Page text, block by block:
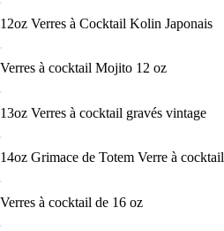
12oz Verres à Cocktail Kolin Japonais
Verres à cocktail Mojito 12 oz
13oz Verres à cocktail gravés vintage
14oz Grimace de Totem Verre à cocktail
Verres à cocktail de 16 oz